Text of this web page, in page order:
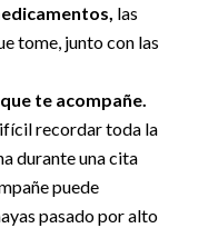
las
tome, junto con las
te acompañe.
recordar toda la
durante una cita
puede
pasado por alto